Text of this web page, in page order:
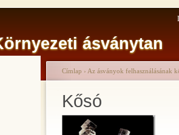
ásványtan
Címlap › Az ásványok felhasználásának
Kősó